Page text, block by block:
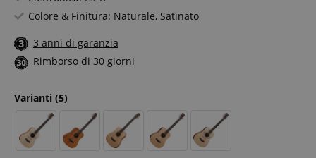
Colore & Finitura: Naturale, Satinato
3 anni di garanzia
Rimborso di 30 giorni
Varianti (5)